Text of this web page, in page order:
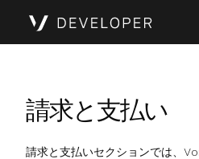
請求と支払い
請求と支払いセクションでは、